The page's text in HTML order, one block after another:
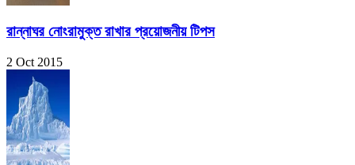
রান্নাঘর নোংরামুক্ত রাখার প্রয়োজনীয় টিপস
2 Oct 2015